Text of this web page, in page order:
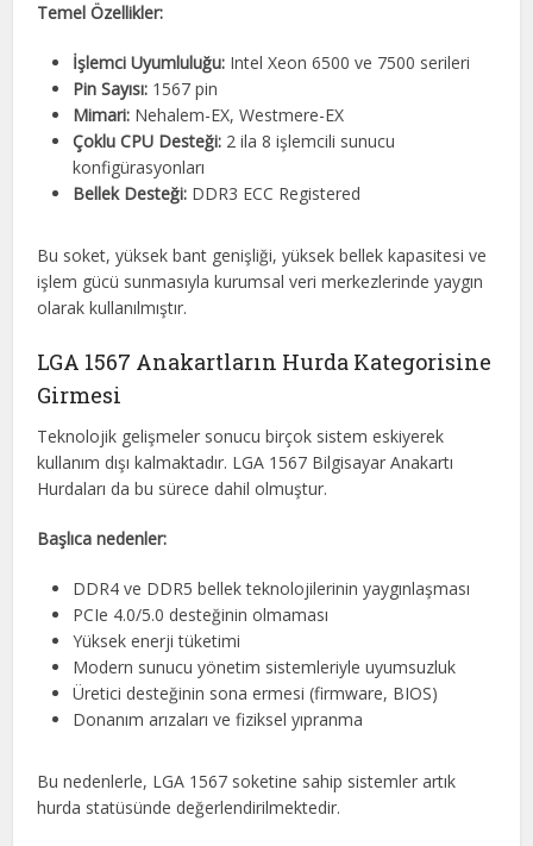
Temel Özellikler:
İşlemci Uyumluluğu: Intel Xeon 6500 ve 7500 serileri
Pin Sayısı: 1567 pin
Mimari: Nehalem-EX, Westmere-EX
Çoklu CPU Desteği: 2 ila 8 işlemcili sunucu
konfigürasyonları
Bellek Desteği: DDR3 ECC Registered
Bu soket, yüksek bant genişliği, yüksek bellek kapasitesi ve
işlem gücü sunmasıyla kurumsal veri merkezlerinde yaygın
olarak kullanılmıştır.
LGA 1567 Anakartların Hurda Kategorisine
Girmesi
Teknolojik gelişmeler sonucu birçok sistem eskiyerek
kullanım dışı kalmaktadır. LGA 1567 Bilgisayar Anakartı
Hurdaları da bu sürece dahil olmuştur.
Başlıca nedenler:
DDR4 ve DDR5 bellek teknolojilerinin yaygınlaşması
PCIe 4.0/5.0 desteğinin olmaması
Yüksek enerji tüketimi
Modern sunucu yönetim sistemleriyle uyumsuzluk
Üretici desteğinin sona ermesi (firmware, BIOS)
Donanım arızaları ve fiziksel yıpranma
Bu nedenlerle, LGA 1567 soketine sahip sistemler artık
hurda statüsünde değerlendirilmektedir.